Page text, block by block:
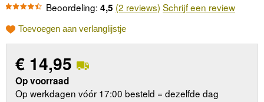
Beoordeling: 4,5 (2 reviews) Schrijf een review
Toevoegen aan verlanglijstje
€ 14,95
Op voorraad
Op werkdagen vóór 17:00 besteld = dezelfde dag